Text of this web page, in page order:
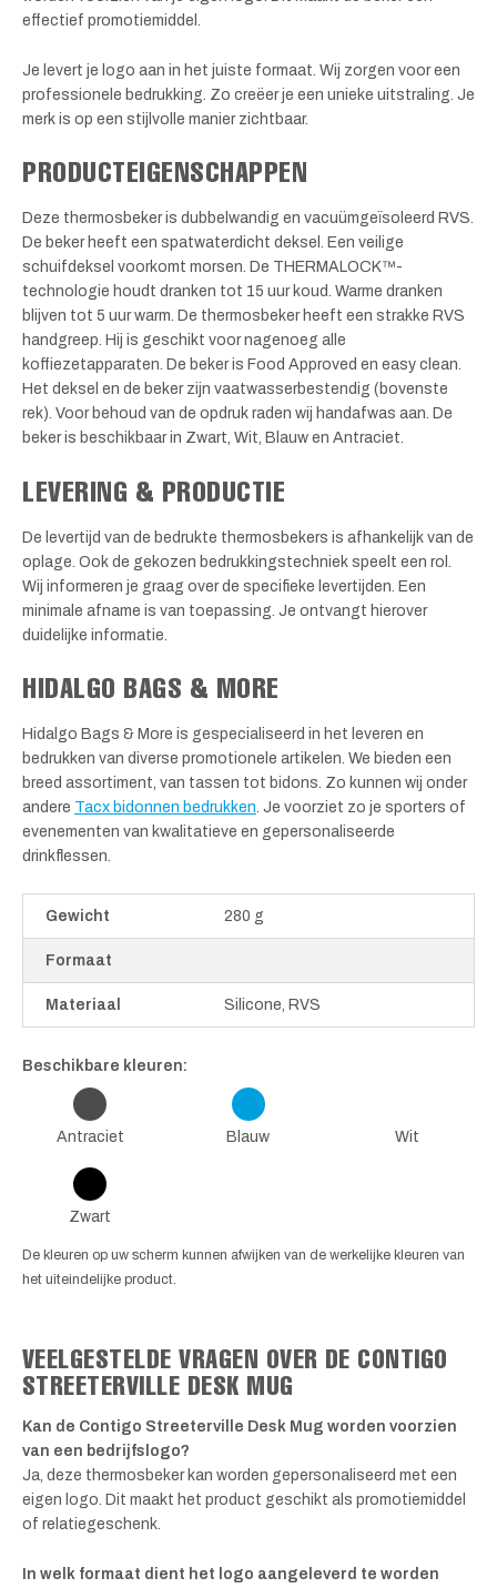
effectief promotiemiddel.
Je levert je logo aan in het juiste formaat. Wij zorgen voor een
professionele bedrukking. Zo creëer je een unieke uitstraling. Je
merk is op een stijlvolle manier zichtbaar.
PRODUCTEIGENSCHAPPEN
Deze thermosbeker is dubbelwandig en vacuümgeïsoleerd RVS.
De beker heeft een spatwaterdicht deksel. Een veilige
schuifdeksel voorkomt morsen. De THERMALOCK™-
technologie houdt dranken tot 15 uur koud. Warme dranken
blijven tot 5 uur warm. De thermosbeker heeft een strakke RVS
handgreep. Hij is geschikt voor nagenoeg alle
koffiezetapparaten. De beker is Food Approved en easy clean.
Het deksel en de beker zijn vaatwasserbestendig (bovenste
rek). Voor behoud van de opdruk raden wij handafwas aan. De
beker is beschikbaar in Zwart, Wit, Blauw en Antraciet.
LEVERING & PRODUCTIE
De levertijd van de bedrukte thermosbekers is afhankelijk van de
oplage. Ook de gekozen bedrukkingstechniek speelt een rol.
Wij informeren je graag over de specifieke levertijden. Een
minimale afname is van toepassing. Je ontvangt hierover
duidelijke informatie.
HIDALGO BAGS & MORE
Hidalgo Bags & More is gespecialiseerd in het leveren en
bedrukken van diverse promotionele artikelen. We bieden een
breed assortiment, van tassen tot bidons. Zo kunnen wij onder
andere Tacx bidonnen bedrukken . Je voorziet zo je sporters of
evenementen van kwalitatieve en gepersonaliseerde
drinkflessen.
Gewicht 280 g
Formaat
Materiaal Silicone, RVS
Beschikbare kleuren:
Antraciet Blauw Wit
Zwart
De kleuren op uw scherm kunnen afwijken van de werkelijke kleuren van
het uiteindelijke product.
VEELGESTELDE VRAGEN OVER DE CONTIGO
STREETERVILLE DESK MUG
Kan de Contigo Streeterville Desk Mug worden voorzien
van een bedrijfslogo?
Ja, deze thermosbeker kan worden gepersonaliseerd met een
eigen logo. Dit maakt het product geschikt als promotiemiddel
of relatiegeschenk.
In welk formaat dient het logo aangeleverd te worden